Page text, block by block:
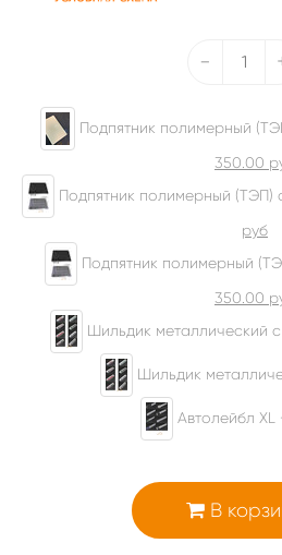
-
Подпятник полимерный
350.00
Подпятник полимерный (ТЭП)
руб
Подпятник полимерный
350.00
Шильдик металлический
Шильдик
Автолейбл XL
В